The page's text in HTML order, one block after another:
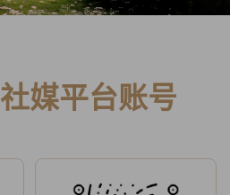
社媒平台账号